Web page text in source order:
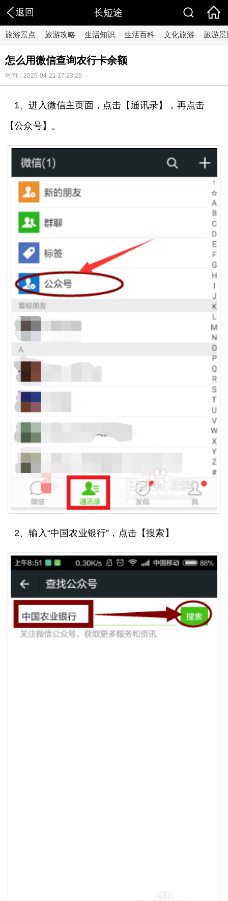
返回 长短途
旅游景点 旅游攻略 生活知识 生活百科 文化旅游 旅游景
怎么用微信查询农行卡余额
时间：2026-04-21 17:23:25
1、进入微信主页面，点击【通讯录】，再点击
【公众号】。
2、输入“中国农业银行”，点击【搜索】